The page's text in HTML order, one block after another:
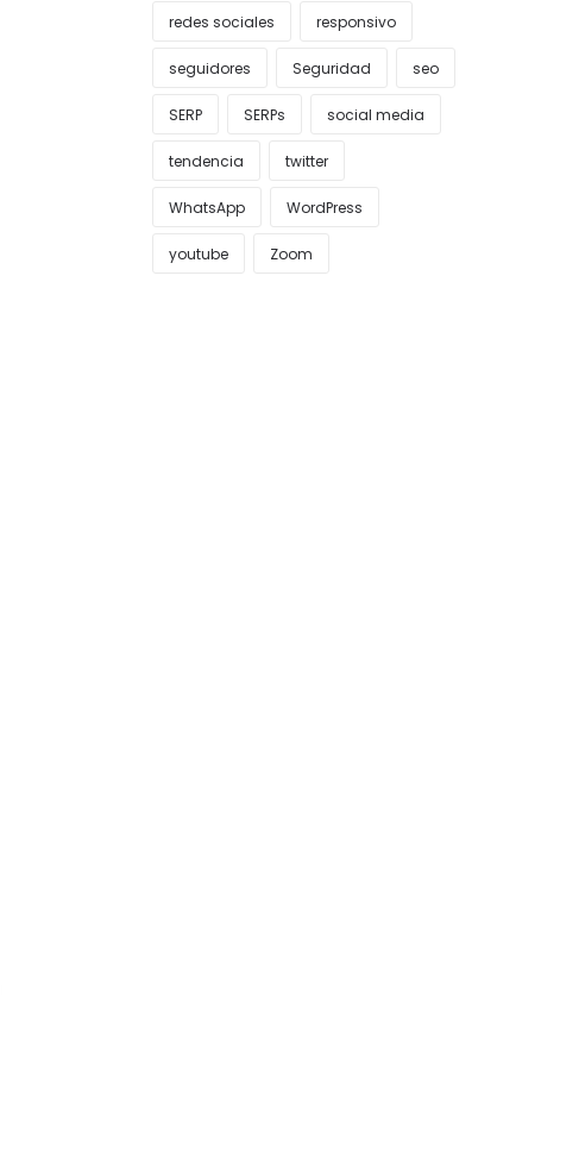
redes sociales responsivo
seguidores Seguridad seo
SERP SERPs social media
tendencia twitter
WhatsApp WordPress
youtube Zoom